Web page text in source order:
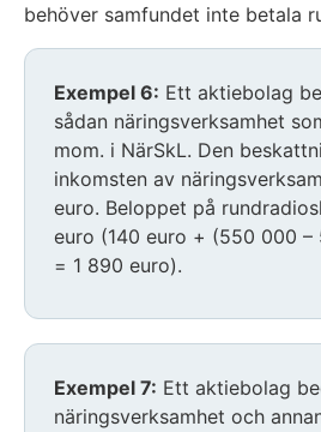
behöver samfundet inte betala
Exempel 6: Ett aktiebolag
sådan näringsverksamhet
mom. i NärSkL. Den
inkomsten av
euro. Beloppet på
euro (140 euro + (550 000 –
= 1 890 euro).
Exempel 7: Ett aktiebolag
näringsverksamhet och